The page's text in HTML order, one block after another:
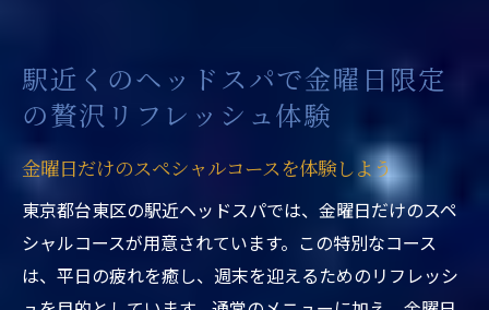
駅近くのヘッドスパで金曜日限定
の贅沢リフレッシュ体験
金曜日だけのスペシャルコースを体験しよう
東京都台東区の駅近ヘッドスパでは、金曜日だけのスペ
シャルコースが用意されています。この特別なコース
は、平日の疲れを癒し、週末を迎えるためのリフレッシ